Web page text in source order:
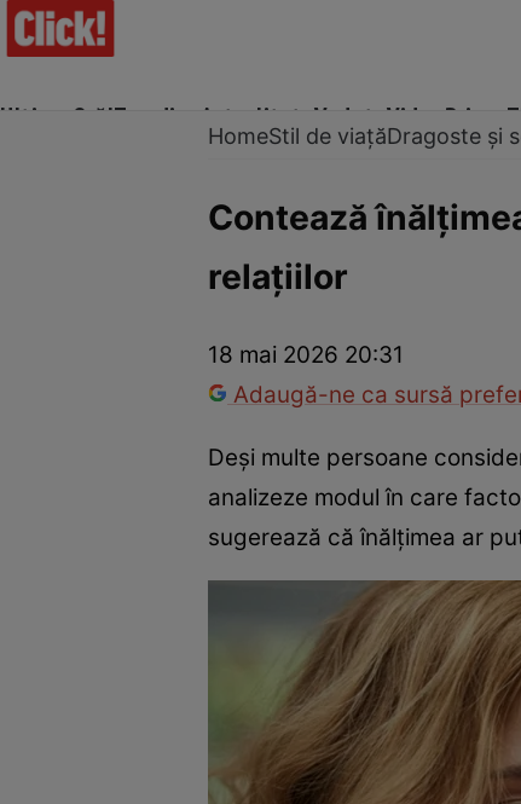
Ultima Oră!Trending Actualitate Vedete Video Prime
Dragoste și Sex
HomeStil de viațăDragoste și
Contează
relațiilor
18 mai 2026 20:31
Adaugă-ne ca sursă
Deși multe persoane
analizeze modul în care
sugerează că înălțimea ar